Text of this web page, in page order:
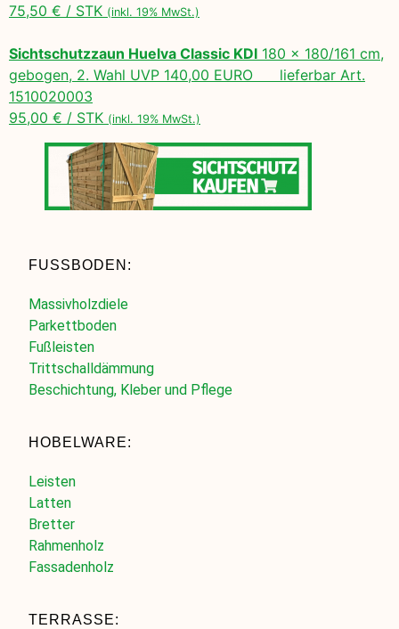
75,50 € / STK (inkl. 19% MwSt.)
Sichtschutzzaun Huelva Classic KDI 180 x 180/161 cm,
gebogen, 2. Wahl UVP 140,00 EURO lieferbar Art.
1510020003
95,00 € / STK (inkl. 19% MwSt.)
FUSSBODEN:
Massivholzdiele
Parkettboden
Fußleisten
Trittschalldämmung
Beschichtung, Kleber und Pflege
HOBELWARE:
Leisten
Latten
Bretter
Rahmenholz
Fassadenholz
TERRASSE: